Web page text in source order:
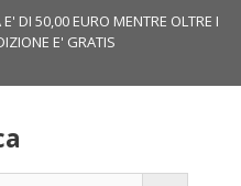
DI 50,00 EURO MENTRE OLTRE I
E' GRATIS